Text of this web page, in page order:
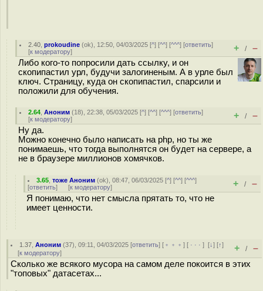
2.40 ,prokoudine (ok), 12:50, 04/03/2025 [^] [^^] [^^^] [ответить]
[к модератору] + / –
Либо кого-то попросили дать ссылку, и он
скопипастил урл, будучи залогиненым. А в урле был
ключ. Страницу, куда он скопипастил, спарсили и
положили для обучения.
2.64 ,Аноним (18), 22:38, 05/03/2025 [^] [^^] [^^^] [ответить]
[к модератору] + / –
Ну да.
Можно конечно было написать на php, но ты же
понимаешь, что тогда выполнятся он будет на сервере, а
не в браузере миллионов хомячков.
3.65 ,тоже Аноним (ok), 08:47, 06/03/2025 [^] [^^] [^^^]
[ответить] [к модератору] + / –
Я понимаю, что нет смысла прятать то, что не
имеет ценности.
1.37 ,Аноним (37), 09:11, 04/03/2025 [ответить] [ ﹢﹢﹢] [ · · ·][↓] [↑]
[к модератору] + / –
Сколько же всякого мусора на самом деле покоится в этих
"топовых" датасетах...